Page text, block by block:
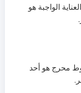
الواجبة هو
محرج هو أحد